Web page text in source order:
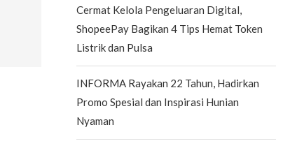
Cermat Kelola Pengeluaran Digital,
ShopeePay Bagikan 4 Tips Hemat Token
Listrik dan Pulsa
INFORMA Rayakan 22 Tahun, Hadirkan
Promo Spesial dan Inspirasi Hunian
Nyaman